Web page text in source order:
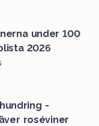
under 100
2026
-
roséviner